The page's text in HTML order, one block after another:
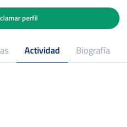
Actividad Biografía
perfil